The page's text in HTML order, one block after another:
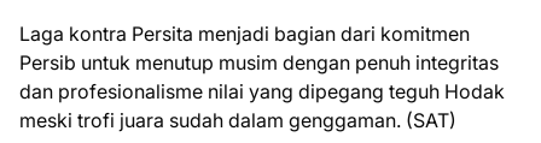
Laga kontra Persita menjadi bagian dari komitmen
Persib untuk menutup musim dengan penuh integritas
dan profesionalisme nilai yang dipegang teguh Hodak
meski trofi juara sudah dalam genggaman. (SAT)